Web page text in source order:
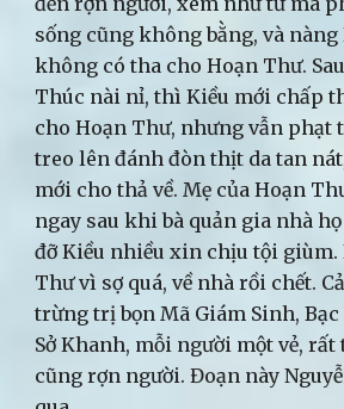
sống cũng không bằng, và
không có tha cho Hoạn Thư.
Thúc nài nỉ, thì Kiều mới chấp
cho Hoạn Thư, nhưng vẫn phạt
treo lên đánh đòn thịt da tan
mới cho thả về. Mẹ của Hoạn
ngay sau khi bà quản gia nhà
đỡ Kiều nhiều xin chịu tội giùm.
Thư vì sợ quá, về nhà rồi chết.
trừng trị bọn Mã Giám Sinh, Bạc
Sở Khanh, mỗi người một vẻ,
cũng rợn người. Đoạn này